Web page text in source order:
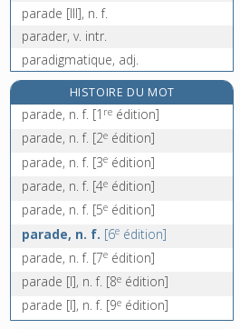
parade [III], n. f.
parader, v. intr.
paradigmatique, adj.
paradigme, n. m.
paradis, n. m.
paradisier, n. m.
parados, n. m.
HISTOIRE DU MOT
parade, n. f. [1 re édition]
parade, n. f. [2e édition]
parade, n. f. [3e édition]
parade, n. f. [4e édition]
parade, n. f. [5e édition]
parade, n. f. [6e édition]
parade, n. f. [7e édition]
parade [I], n. f. [8e édition]
parade [I], n. f. [9e édition]